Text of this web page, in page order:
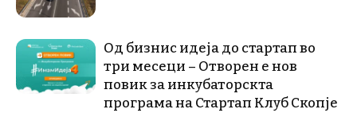
Од бизнис идеја до стартап во
три месеци – Отворен е нов
повик за инкубаторскта
програма на Стартап Клуб Скопје